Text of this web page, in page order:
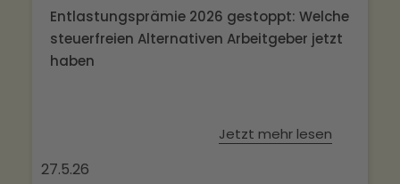
Entlastungsprämie 2026 gestoppt: Welche
steuerfreien Alternativen Arbeitgeber jetzt
haben
27.5.26
Jetzt mehr lesen